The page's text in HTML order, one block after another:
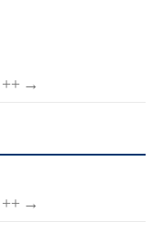
++ →
++ →